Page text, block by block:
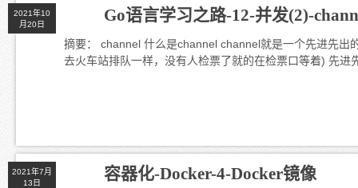
2021年10
月20日
Go语言学习之路-12-并发(2)-
摘要： channel 什么是channel channel就是一个先进先出
去火车站排队一样，没有人检票了就的在检票口等着) 先
2021年7月
13日
容器化-Docker-4-Docker镜像